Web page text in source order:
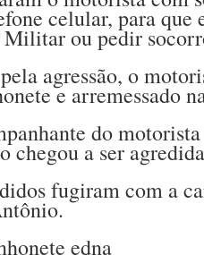
celular, para que
ou pedir
agressão, o
e arremessado
do
chegou a ser
fugiram com a